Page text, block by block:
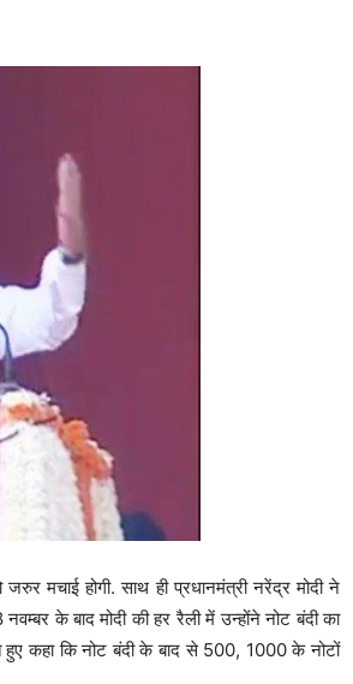
मचाई होगी. साथ ही प्रधानमंत्री नरेंद्र मोदी ने
के बाद मोदी की हर रैली में उन्होंने नोट बंदी का
कहा कि नोट बंदी के बाद से 500, 1000 के नोटों